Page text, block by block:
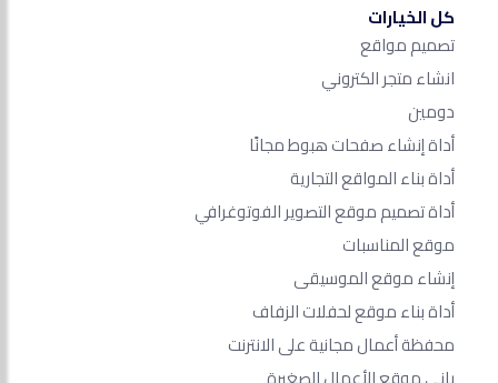
كل الخيارات
تصميم مواقع
انشاء متجر الكتروني
دومين
أداة إنشاء صفحات هبوط مجانًا
أداة بناء المواقع التجارية
أداة تصميم موقع التصوير الفوتوغرافي
موقع المناسبات
إنشاء موقع الموسيقى
أداة بناء موقع لحفلات الزفاف
محفظة أعمال مجانية على الانترنت